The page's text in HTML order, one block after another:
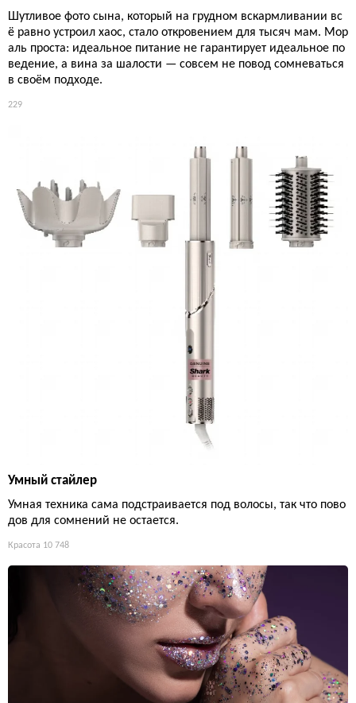
Шутливое фото сына, который на грудном вскармливании вс
ё равно устроил хаос, стало откровением для тысяч мам. Мор
аль проста: идеальное питание не гарантирует идеальное по
ведение, а вина за шалости — совсем не повод сомневаться
в своём подходе.
229
Умный стайлер
Умная техника сама подстраивается под волосы, так что пово
дов для сомнений не остается.
Красота 10 748